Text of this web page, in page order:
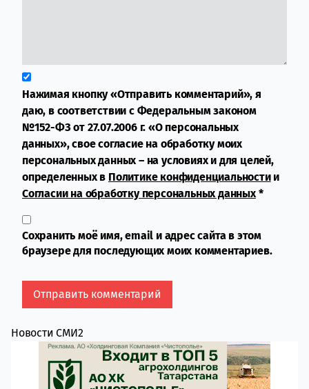
Нажимая кнопку «Отправить комментарий», я
даю, в соответствии с Федеральным законом
№152-ФЗ от 27.07.2006 г. «О персональных
данных», свое согласие на обработку моих
персональных данных – на условиях и для целей,
определенных в Политике конфиденциальностии
Согласии на обработку персональных данных*
Сохранить моё имя, email и адрес сайта в этом
браузере для последующих моих комментариев.
Новости СМИ2